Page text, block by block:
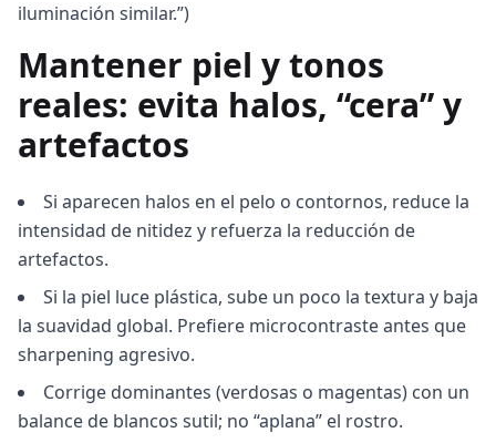
iluminación similar.”)
Mantener piel y tonos
reales: evita halos, “cera” y
artefactos
Si aparecen halos en el pelo o contornos, reduce la
intensidad de nitidez y refuerza la reducción de
artefactos.
Si la piel luce plástica, sube un poco la textura y baja
la suavidad global. Prefiere microcontraste antes que
sharpening agresivo.
Corrige dominantes (verdosas o magentas) con un
balance de blancos sutil; no “aplana” el rostro.